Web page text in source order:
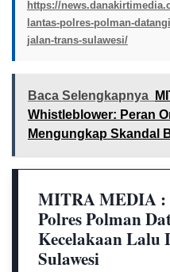
https://
lantas-polres-polman-
jalan-trans-sulawesi/
Baca Selengkapnya
Whistleblower: Peran
Mengungkap Skandal
MITRA MEDIA :
Polres Polman
Kecelakaan Lalu
Sulawesi